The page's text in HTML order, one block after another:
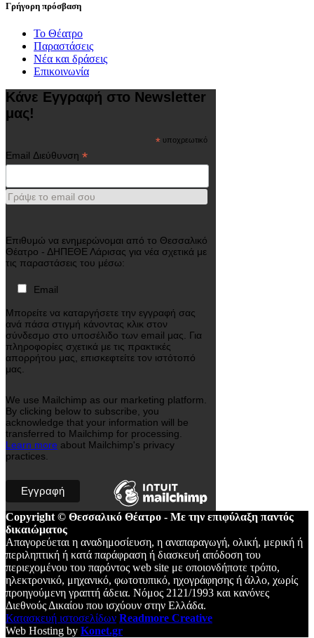
Γρήγορη πρόσβαση
Το Θέατρο
Παραστάσεις
Νέα και δράσεις
Επικοινωνία
Κάνε Εγγραφή στο Newsletter
μας!
* υποχρεωτικό
Email Διεύθυνση *
Γράψε το email σου
Επιθυμώ να ενημερώνομαι από το Θεσσαλικό
Θέατρο - ΔΗΠΕΘΕ Λάρισας για νέα σχετικά με
τις παραστάσεις του μέσω:
Email
Μπορείτε να καταργήσετε την εγγραφή σας
ανά πάσα στιγμή κάνοντας κλικ στον
σύνδεσμο στο υποσέλιδο των email μας. Για
πληροφορίες σχετικά με τις πρακτικές
απορρήτου μας, επισκεφτείτε τον ιστότοπό
μας.
We use Mailchimp as our marketing platform.
By clicking below to subscribe, you
acknowledge that your information will be
transferred to Mailchimp for processing.
Learn more about Mailchimp's privacy
practices.
Copyright © Θεσσαλικό Θέατρο - Με την επιφύλαξη παντός
δικαιώματος
Απαγορεύεται η αναδημοσίευση, η αναπαραγωγή, ολική, μερική ή
περιληπτική ή κατά παράφραση ή διασκευή απόδοση του
περιεχομένου του παρόντος web site με οποιονδήποτε τρόπο,
ηλεκτρονικό, μηχανικό, φωτοτυπικό, ηχογράφησης ή άλλο, χωρίς
προηγούμενη γραπτή άδεια. Νόμος 2121/1993 και κανόνες
Διεθνούς Δικαίου που ισχύουν στην Ελλάδα.
Κατασκευή ιστοσελίδων Readmore Creative
Web Hosting by Konet.gr